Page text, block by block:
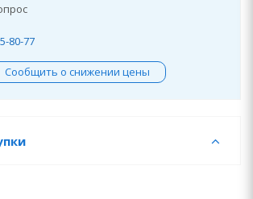
80-77
Сообщить о снижении цены